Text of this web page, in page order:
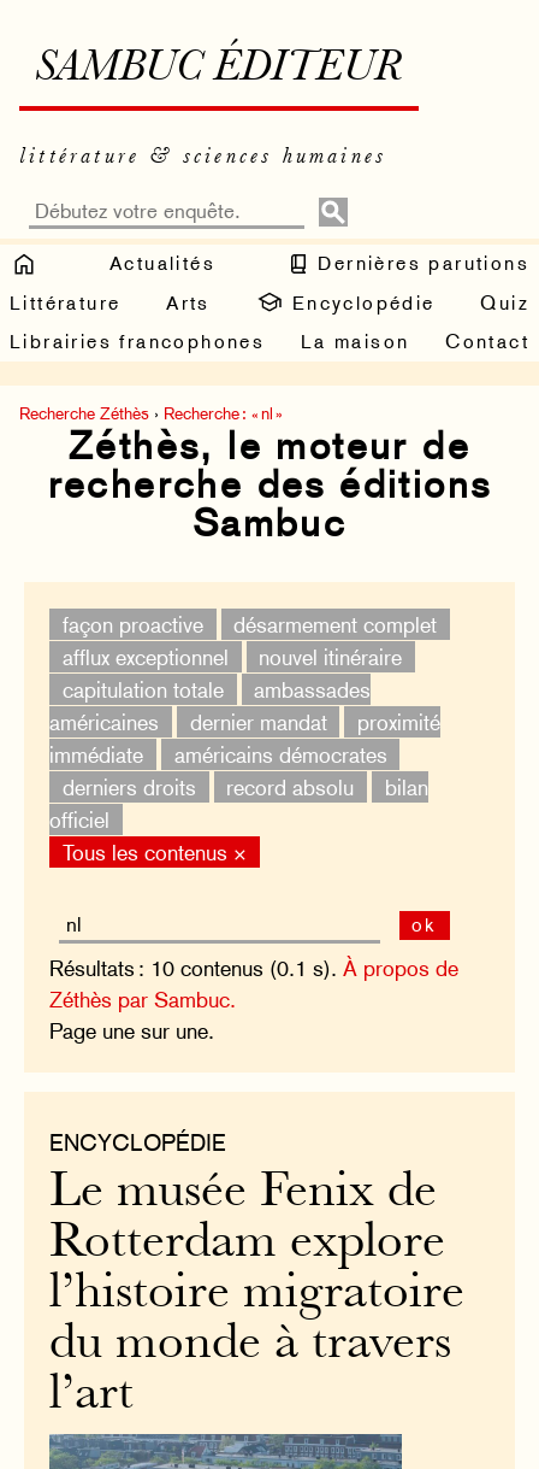
SAMBUC ÉDITEUR
littérature & sciences humaines
Actualités
Dernières parutions
Littérature
Arts Encyclopédie
Quiz
Librairies francophones
La maison Contact
Recherche Zéthès › Recherche : « nl »
Zéthès, le moteur de
recherche des éditions
Sambuc
façon proactive
désarmement complet
afflux exceptionnel
nouvel itinéraire
capitulation totale
ambassades
américaines
dernier mandat
proximité
immédiate
américains démocrates
derniers droits
record absolu
bilan
officiel
Tous les contenus ×
ok
Résultats : 10 contenus (0.1 s).À propos de
Zéthès par Sambuc.
Page une sur une.
ENCYCLOPÉDIE
Le musée Fenix de
Rotterdam explore
l’histoire migratoire
du monde à travers
l’art